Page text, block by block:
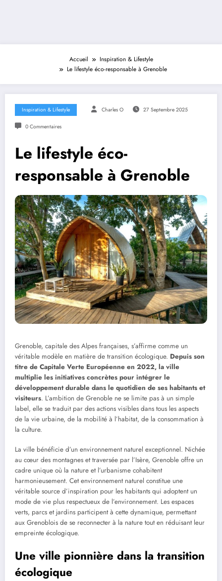
Accueil
Inspiration & Lifestyle
Le lifestyle éco-responsable à Grenoble
Inspiration & Lifestyle Charles O 27 Septembre 2025
0 Commentaires
Le lifestyle éco-
responsable à Grenoble
Grenoble, capitale des Alpes françaises, s’affirme comme un
véritable modèle en matière de transition écologique. Depuis son
titre de Capitale Verte Européenne en 2022, la ville
multiplie les initiatives concrètes pour intégrer le
développement durable dans le quotidien de ses habitants et
visiteurs. L’ambition de Grenoble ne se limite pas à un simple
label, elle se traduit par des actions visibles dans tous les aspects
de la vie urbaine, de la mobilité à l’habitat, de la consommation à
la culture.
La ville bénéficie d’un environnement naturel exceptionnel. Nichée
au cœur des montagnes et traversée par l’Isère, Grenoble offre un
cadre unique où la nature et l’urbanisme cohabitent
harmonieusement. Cet environnement naturel constitue une
véritable source d’inspiration pour les habitants qui adoptent un
mode de vie plus respectueux de l’environnement. Les espaces
verts, parcs et jardins participent à cette dynamique, permettant
aux Grenoblois de se reconnecter à la nature tout en réduisant leur
empreinte écologique.
Une ville pionnière dans la transition
écologique